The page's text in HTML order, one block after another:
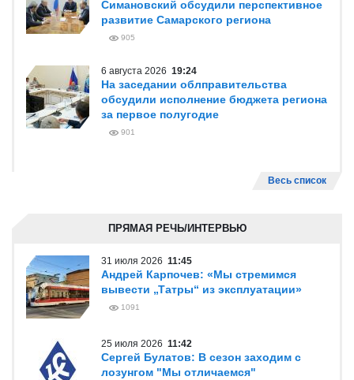
Симановский обсудили перспективное
развитие Самарского региона
905
6 августа 2026 19:24
На заседании облправительства
обсудили исполнение бюджета региона
за первое полугодие
901
Весь список
ПРЯМАЯ РЕЧЬ/ИНТЕРВЬЮ
31 июля 2026 11:45
Андрей Карпочев: «Мы стремимся
вывести „Татры“ из эксплуатации»
1091
25 июля 2026 11:42
Сергей Булатов: В сезон заходим с
лозунгом "Мы отличаемся"